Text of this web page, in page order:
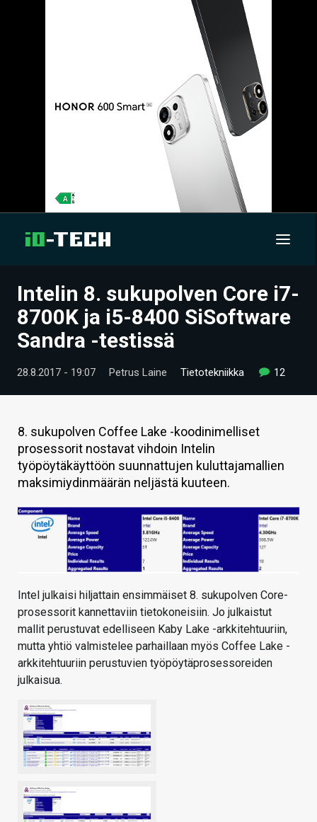
UUTISET
ARTIKKELIT
VIDEOT
TECHBBS
TIETOA
HINTA.FI
KAUPPA
VAIHDA TEEMA
Intelin 8. sukupolven Core i7-
8700K ja i5-8400 SiSoftware
Sandra -testissä
28.8.2017 - 19:07 Petrus Laine Tietotekniikka 12
8. sukupolven Coffee Lake -koodinimelliset
prosessorit nostavat vihdoin Intelin
työpöytäkäyttöön suunnattujen kuluttajamallien
maksimiydinmäärän neljästä kuuteen.
Intel julkaisi hiljattain ensimmäiset 8. sukupolven Core-
prosessorit kannettaviin tietokoneisiin. Jo julkaistut
mallit perustuvat edelliseen Kaby Lake -arkkitehtuuriin,
mutta yhtiö valmistelee parhaillaan myös Coffee Lake -
arkkitehtuuriin perustuvien työpöytäprosessoreiden
julkaisua.